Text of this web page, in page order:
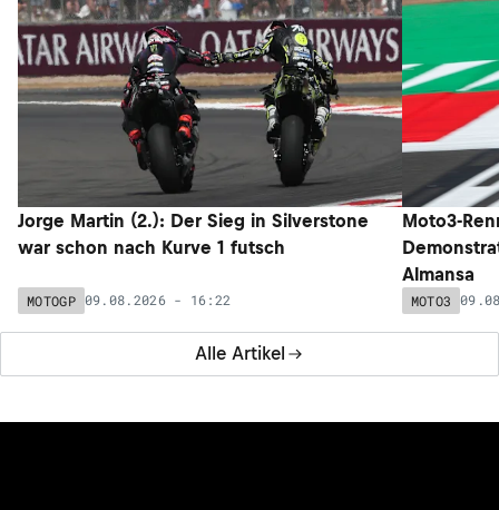
Alle Artikel
Jorge Martin (2.): Der Sieg in Silverstone
war schon nach Kurve 1 futsch
MOTOGP 09.08.2026 - 16:22
Moto3-
Almansa
MOTO3